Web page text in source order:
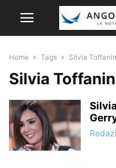
Home Tags Silvia Toffanin
Silvia Toffanin